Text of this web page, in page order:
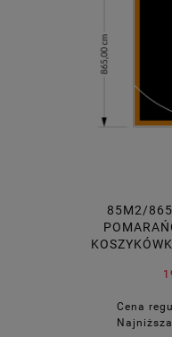
85M2/
Cena